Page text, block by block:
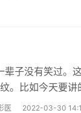
子没有笑过。
比如今天要讲
医 2022-03-30